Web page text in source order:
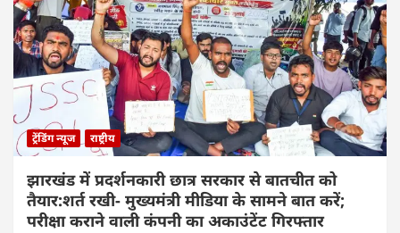
ट्रेंडिंग न्यूज राष्ट्रीय
झारखंड में प्रदर्शनकारी छात्र सरकार से बातचीत को
तैयार:शर्त रखी- मुख्यमंत्री मीडिया के सामने बात करें;
परीक्षा कराने वाली कंपनी का अकाउंटेंट गिरफ्तार